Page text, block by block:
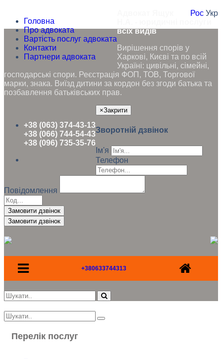
Головна
Про адвоката
Вартість послуг адвоката
Контакти
Партнери адвоката
Рос Укр
всіх видів
Вирішення спорів у
Харкові, Києві та по всій
Україні: цивільні, сімейні,
господарські спори. Реєстрація ФОП, ТОВ, Торгової
марки, знака. Виїзд дитини за кордон без згоди батька та
позбавлення батьківських прав.
+38 (063) 374-43-13
+38 (066) 744-54-43
+38 (096) 735-35-76
×Закрити
Зворотній дзвінок
Ім'я
Телефон
Повідомлення
Замовити дзвінок
+380633744313
Перелік послуг